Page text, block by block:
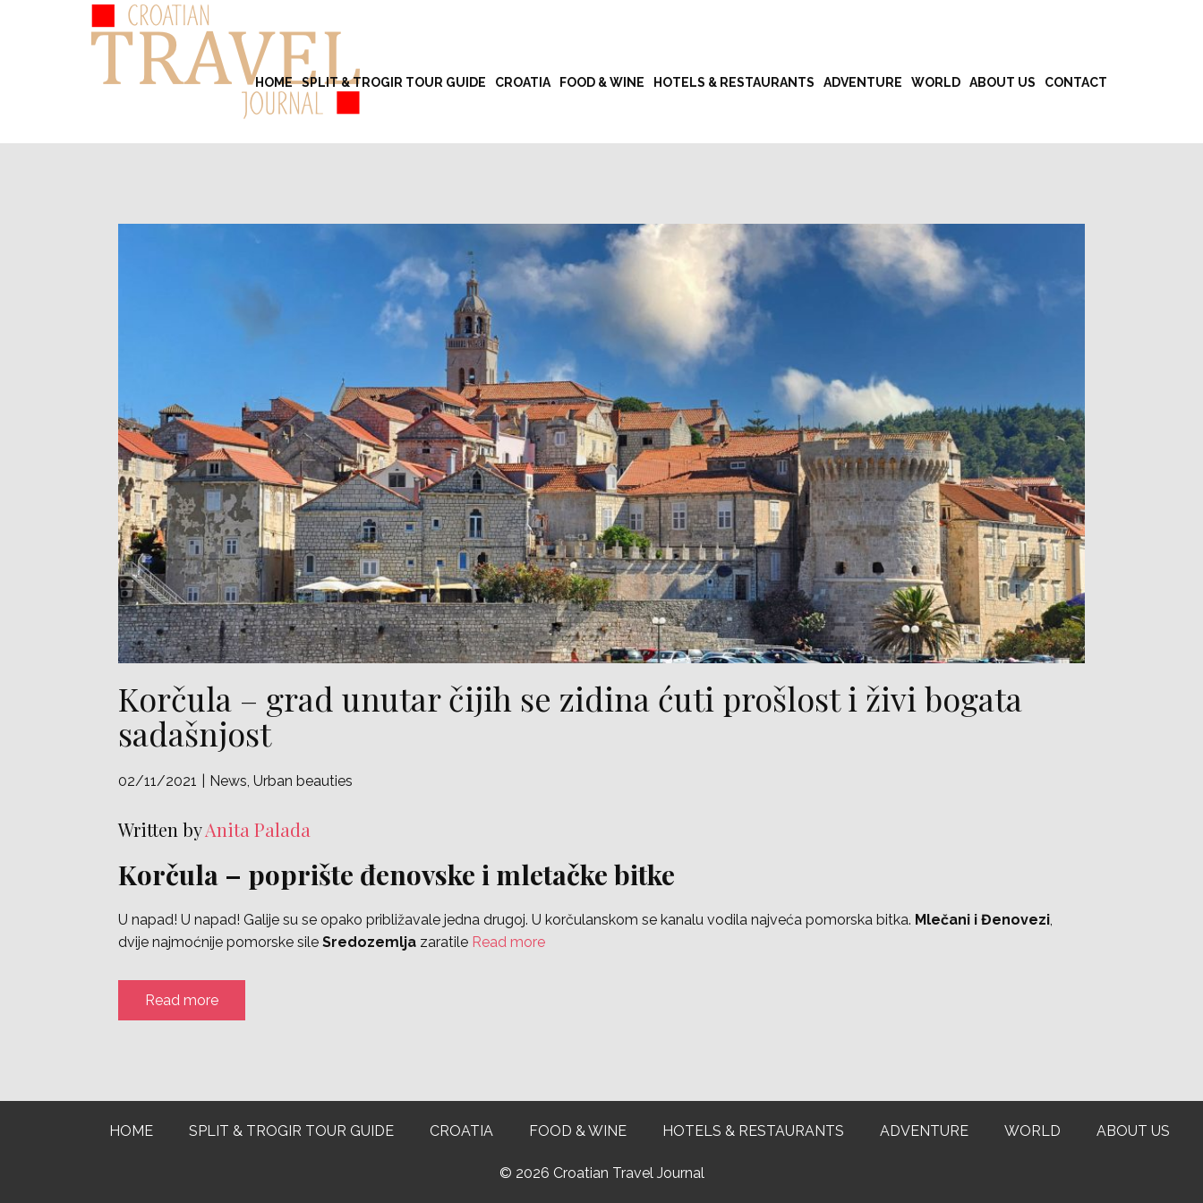
HOME SPLIT & TROGIR TOUR GUIDE CROATIA FOOD & WINE HOTELS & RESTAURANTS ADVENTURE WORLD ABOUT US CONTACT
Korčula – grad unutar čijih se zidina ćuti prošlost i živi bogata
sadašnjost
02/11/2021 News, Urban beauties
Written byAnita Palada
Korčula – poprište đenovske i mletačke bitke
U napad! U napad! Galije su se opako približavale jedna drugoj. U korčulanskom se kanalu vodila najveća pomorska bitka. Mlečani i Đenovezi,
dvije najmoćnije pomorske sile Sredozemlja zaratile Read more
Read more
HOME SPLIT & TROGIR TOUR GUIDE CROATIA FOOD & WINE HOTELS & RESTAURANTS ADVENTURE WORLD ABOUT US
© 2026 Croatian Travel Journal